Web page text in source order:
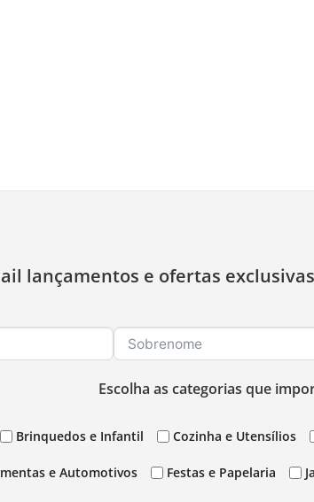
lançamentos e ofertas
Escolha as categorias que
Brinquedos e Infantil Cozinha e Utensílios
e Automotivos Festas e Papelaria